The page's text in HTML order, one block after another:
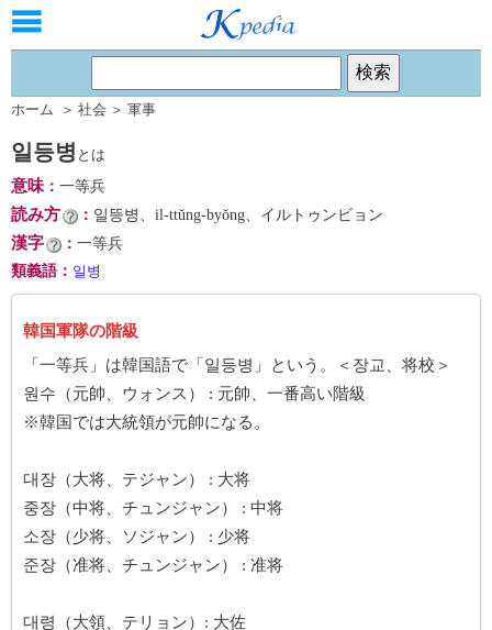
ホーム ＞ 社会 ＞ 軍事
일등병 とは
意味： 一等兵
読み方 ： 일뜽병、il-ttŭng-byŏng、イルトゥンビョン
漢字 ： 一等兵
類義語 ： 일병
韓国軍隊の階級
「一等兵」は韓国語で「일등병」という。＜장교、将校＞
원수（元帥、ウォンス） : 元帥、一番高い階級
※韓国では大統領が元帥になる。
대장（大将、テジャン） : 大将
중장（中将、チュンジャン） : 中将
소장（少将、ソジャン） : 少将
준장（准将、チュンジャン） : 准将
대령（大領、テリョン）: 大佐